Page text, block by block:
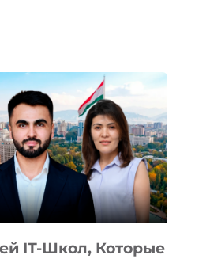
IT-Школ, Которые